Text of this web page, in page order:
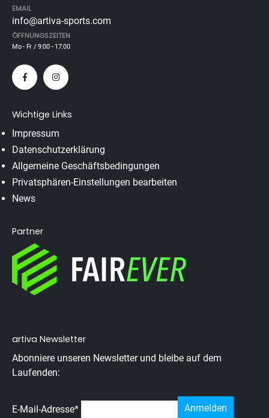
EMAIL
info@artiva-sports.com
ÖFFNUNGSZEITEN
Mo - Fr / 9:00 - 17:00
Wichtige Links
Impressum
Datenschutzerklärung
Allgemeine Geschäftsbedingungen
Privatsphären-Einstellungen bearbeiten
News
Partner
artiva Newsletter
Abonniere unseren Newsletter und bleibe auf dem
Laufenden:
E-Mail-Adresse*